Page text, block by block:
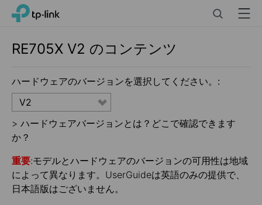
ClickTP-Link, Reliably Smart Menu
RE705X V2 のコンテンツ
ハードウェアのバージョンを選択してください。:
V2
> ハードウェアバージョンとは？どこで確認できます
か？
重要:モデルとハードウェアのバージョンの可用性は地域
によって異なります。UserGuideは英語のみの提供で、
日本語版はございません。